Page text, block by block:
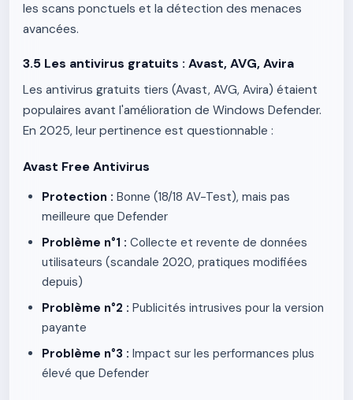
les scans ponctuels et la détection des menaces
avancées.
3.5 Les antivirus gratuits : Avast, AVG, Avira
Les antivirus gratuits tiers (Avast, AVG, Avira) étaient
populaires avant l'amélioration de Windows Defender.
En 2025, leur pertinence est questionnable :
Avast Free Antivirus
Protection : Bonne (18/18 AV-Test), mais pas
meilleure que Defender
Problème n°1 : Collecte et revente de données
utilisateurs (scandale 2020, pratiques modifiées
depuis)
Problème n°2 : Publicités intrusives pour la version
payante
Problème n°3 : Impact sur les performances plus
élevé que Defender